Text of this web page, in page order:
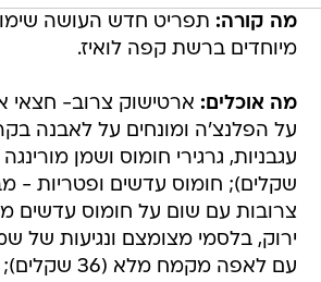
מה קורה: תפריט חדש העושה
מיוחדים ברשת קפה לואיז.
מה אוכלים: ארטישוק צרוב- חצאי
על הפלנצ'ה ומונחים על לאבנה
שקלים); חומוס עדשים ופטריות -
צרובות עם שום על חומוס עדשים
ירוק, בלסמי מצומצם ונגיעות של
עם לאפה מקמח